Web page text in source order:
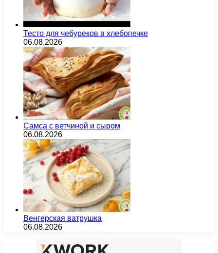
Тесто для чебуреков в хлебопечке
06.08.2026
Самса с ветчиной и сыром
06.08.2026
Венгерская ватрушка
06.08.2026